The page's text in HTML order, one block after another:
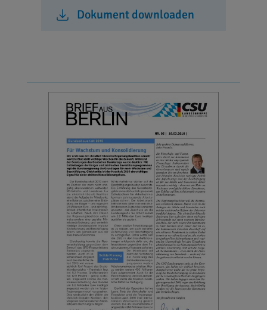
Dokument downloaden